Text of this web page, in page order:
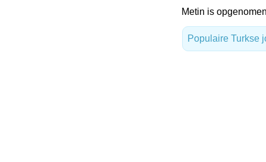
Metin is
Populaire Turkse